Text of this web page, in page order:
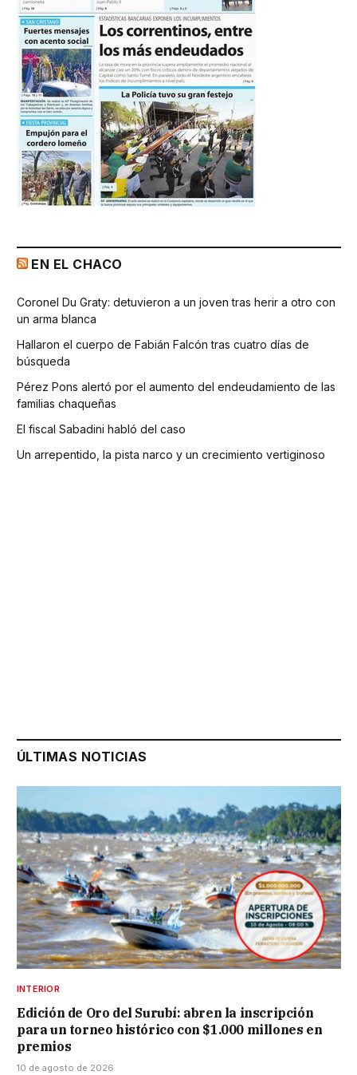
EN EL CHACO
Coronel Du Graty: detuvieron a un joven tras herir a otro con
un arma blanca
Hallaron el cuerpo de Fabián Falcón tras cuatro días de
búsqueda
Pérez Pons alertó por el aumento del endeudamiento de las
familias chaqueñas
El fiscal Sabadini habló del caso
Un arrepentido, la pista narco y un crecimiento vertiginoso
ÚLTIMAS NOTICIAS
INTERIOR
Edición de Oro del Surubí: abren la inscripción
para un torneo histórico con $1.000 millones en
premios
10 de agosto de 2026